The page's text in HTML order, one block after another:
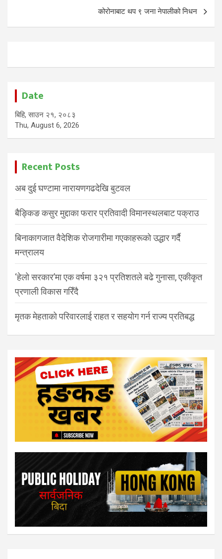
कोरोनाबाट थप ९ जना नेपालीको निधन
Date
बिहि, साउन २१, २०८३
Thu, August 6, 2026
Recent Posts
अब दुई घण्टामा नारायणगढदेखि बुटवल
बैङ्किङ कसुर मुद्दाका फरार प्रतिवादी विमानस्थलबाट पक्राउ
बिनाकागजात वैदेशिक रोजगारीमा गएकाहरूको उद्धार गर्दै
मन्त्रालय
‘हेलो सरकार’मा एक वर्षमा ३२१ प्रतिशतले बढे गुनासा, एकीकृत
प्रणाली विकास गरिँदै
मृतक मेहताको परिवारलाई राहत र सहयोग गर्न राज्य प्रतिबद्ध